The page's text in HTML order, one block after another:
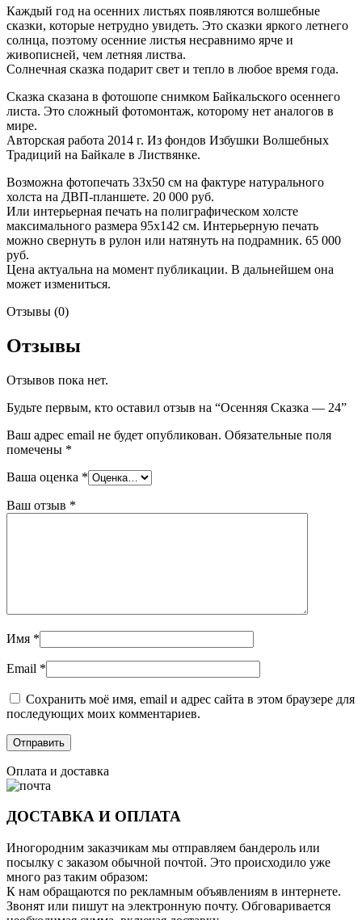
Каждый год на осенних листьях появляются волшебные
сказки, которые нетрудно увидеть. Это сказки яркого летнего
солнца, поэтому осенние листья несравнимо ярче и
живописней, чем летняя листва.
Солнечная сказка подарит свет и тепло в любое время года.
Сказка сказана в фотошопе снимком Байкальского осеннего
листа. Это сложный фотомонтаж, которому нет аналогов в
мире.
Авторская работа 2014 г. Из фондов Избушки Волшебных
Традиций на Байкале в Листвянке.
Возможна фотопечать 33х50 см на фактуре натурального
холста на ДВП-планшете. 20 000 руб.
Или интерьерная печать на полиграфическом холсте
максимального размера 95х142 см. Интерьерную печать
можно свернуть в рулон или натянуть на подрамник. 65 000
руб.
Цена актуальна на момент публикации. В дальнейшем она
может измениться.
Отзывы (0)
Отзывы
Отзывов пока нет.
Будьте первым, кто оставил отзыв на “Осенняя Сказка — 24”
Ваш адрес email не будет опубликован. Обязательные поля
помечены *
Ваша оценка *
Ваш отзыв *
Имя *
Email *
Сохранить моё имя, email и адрес сайта в этом браузере для
последующих моих комментариев.
Оплата и доставка
ДОСТАВКА И ОПЛАТА
Иногородним заказчикам мы отправляем бандероль или
посылку с заказом обычной почтой. Это происходило уже
много раз таким образом:
К нам обращаются по рекламным объявлениям в интернете.
Звонят или пишут на электронную почту. Обговаривается